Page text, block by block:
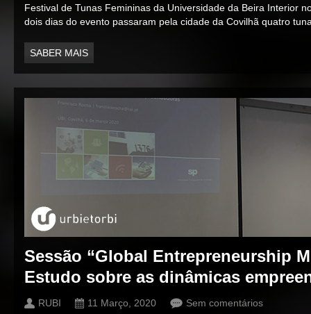
Festival de Tunas Femininas da Universidade da Beira Interior
dois dias do evento passaram pela cidade da Covilhã quatro
SABER MAIS
Sessão “Global Entrepreneurship
Estudo sobre as dinâmicas
RUBI 11 Março, 2020
Sem comentários